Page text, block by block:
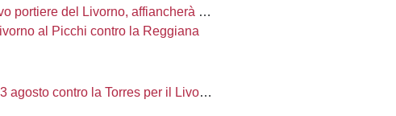
del Livorno, affiancherà Ciobanu
al Picchi contro la Reggiana
contro la Torres per il Livorno